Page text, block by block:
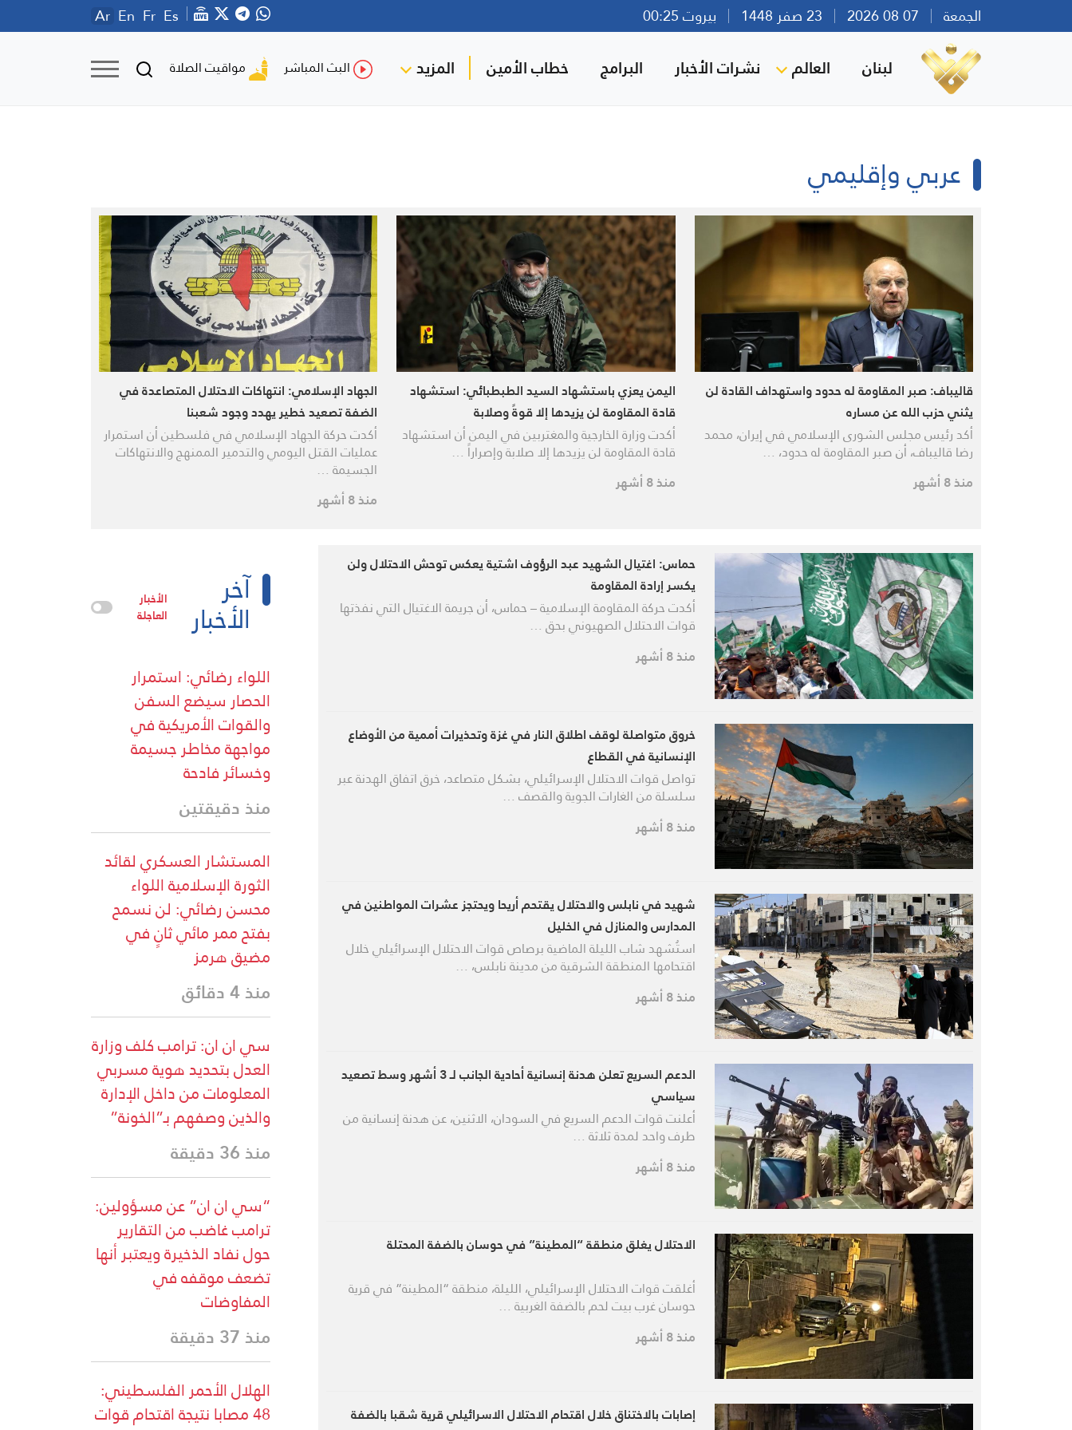
الجمعة بيروت 00:25 Ar En Fr Es
لبنان العالم نشرات الأخبار البرامج خطاب الأمين المزيد البث المباشر مواقيت الصلاة
عربي وإقليمي
قاليباف: صبر المقاومة له حدود واستهداف القادة لن
يثني حزب الله عن مساره
أكد رئيس مجلس الشورى الإسلامي في إيران، محمد
رضا قاليباف، أن صبر المقاومة له حدود، …
منذ 8 أشهر
اليمن يعزي باستشهاد السيد الطبطبائي: استشهاد
قادة المقاومة لن يزيدها إلا قوةً وصلابة
أكدت وزارة الخارجية والمغتربين في اليمن أن استشهاد
قادة المقاومة لن يزيدها إلا صلابة وإصراراً …
منذ 8 أشهر
الجهاد الإسلامي: انتهاكات الاحتلال المتصاعدة في
الضفة تصعيد خطير يهدد وجود شعبنا
أكدت حركة الجهاد الإسلامي في فلسطين أن استمرار
عمليات القتل اليومي والتدمير الممنهج والانتهاكات
الجسيمة …
منذ 8 أشهر
حماس: اغتيال الشهيد عبد الرؤوف اشتية يعكس توحش الاحتلال ولن
يكسر إرادة المقاومة
أكدت حركة المقاومة الإسلامية – حماس، أن جريمة الاغتيال التي نفذتها
قوات الاحتلال الصهيوني بحق …
منذ 8 أشهر
خروق متواصلة لوقف اطلاق النار في غزة وتحذيرات أممية من الأوضاع
الإنسانية في القطاع
تواصل قوات الاحتلال الإسرائيلي، بشكل متصاعد، خرق اتفاق الهدنة عبر
سلسلة من الغارات الجوية والقصف …
منذ 8 أشهر
شهيد في نابلس والاحتلال يقتحم أريحا ويحتجز عشرات المواطنين في
المدارس والمنازل في الخليل
استُشهد شاب الليلة الماضية برصاص قوات الاحتلال الإسرائيلي خلال
اقتحامها المنطقة الشرقية من مدينة نابلس، …
منذ 8 أشهر
الدعم السريع تعلن هدنة إنسانية أحادية الجانب لـ 3 أشهر وسط تصعيد
سياسي
أعلنت قوات الدعم السريع في السودان، الاثنين، عن هدنة إنسانية من
طرف واحد لمدة ثلاثة …
منذ 8 أشهر
الاحتلال يغلق منطقة “المطينة” في حوسان بالضفة المحتلة
أغلقت قوات الاحتلال الإسرائيلي، الليلة، منطقة “المطينة” في قرية
حوسان غرب بيت لحم بالضفة الغربية …
منذ 8 أشهر
إصابات بالاختناق خلال اقتحام الاحتلال الاسرائيلي قرية شقبا بالضفة
آخر
الأخبار
الأخبار
العاجلة
اللواء رضائي: استمرار
الحصار سيضع السفن
والقوات الأمريكية في
مواجهة مخاطر جسيمة
وخسائر فادحة
منذ دقيقتين
المستشار العسكري لقائد
الثورة الإسلامية اللواء
محسن رضائي: لن نسمح
بفتح ممر مائي ثانٍ في
مضيق هرمز
منذ 4 دقائق
سي ان ان: ⁠ترامب كلف وزارة
العدل بتحديد هوية مسربي
المعلومات من داخل الإدارة
والذين وصفهم بـ”الخونة”
منذ 36 دقيقة
“سي ان ان” عن مسؤولين:
ترامب غاضب من التقارير
حول نفاد الذخيرة ويعتبر أنها
تضعف موقفه في
المفاوضات
منذ 37 دقيقة
الهلال الأحمر الفلسطيني:
48 مصابا نتيجة اقتحام قوات